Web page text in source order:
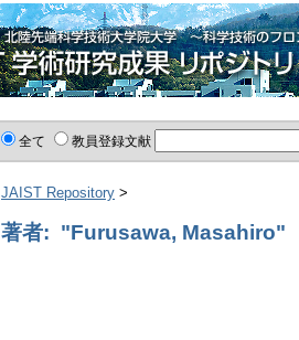
全て 教員登録文献
JAIST Repository >
著者: "Furusawa, Masahiro"